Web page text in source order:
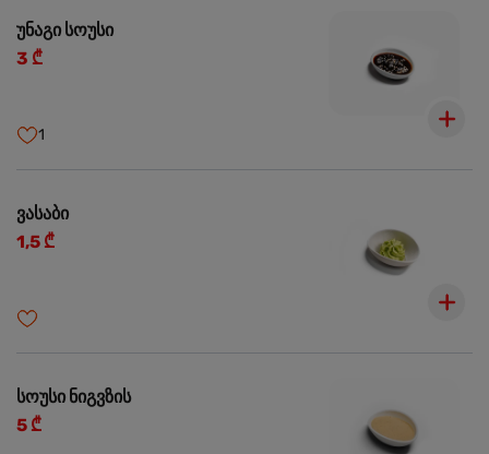
უნაგი სოუსი
3 ₾
1
ვასაბი
1,5 ₾
სოუსი ნიგვზის
5 ₾